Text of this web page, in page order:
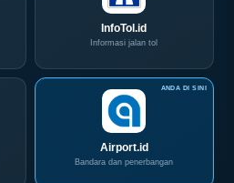
InfoTol.id
Informasi jalan tol
Airport.id
Bandara dan penerbangan